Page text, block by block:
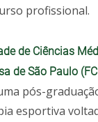
profissional.
de Ciências
de São Paulo
pós-
esportiva